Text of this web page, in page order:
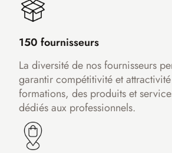
150 fournisseurs
La diversité de nos fournisseurs
garantir compétitivité et
formations, des produits et
dédiés aux professionnels.